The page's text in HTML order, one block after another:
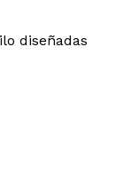
diseñadas